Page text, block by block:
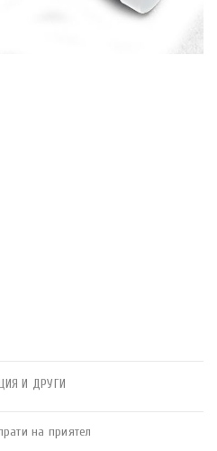
И ДРУГИ
на приятел